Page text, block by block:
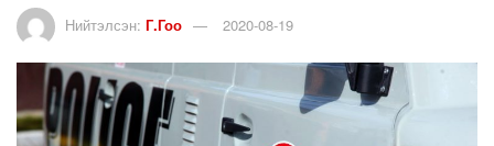
Нийтэлсэн: Г.Гоо 2020-08-19